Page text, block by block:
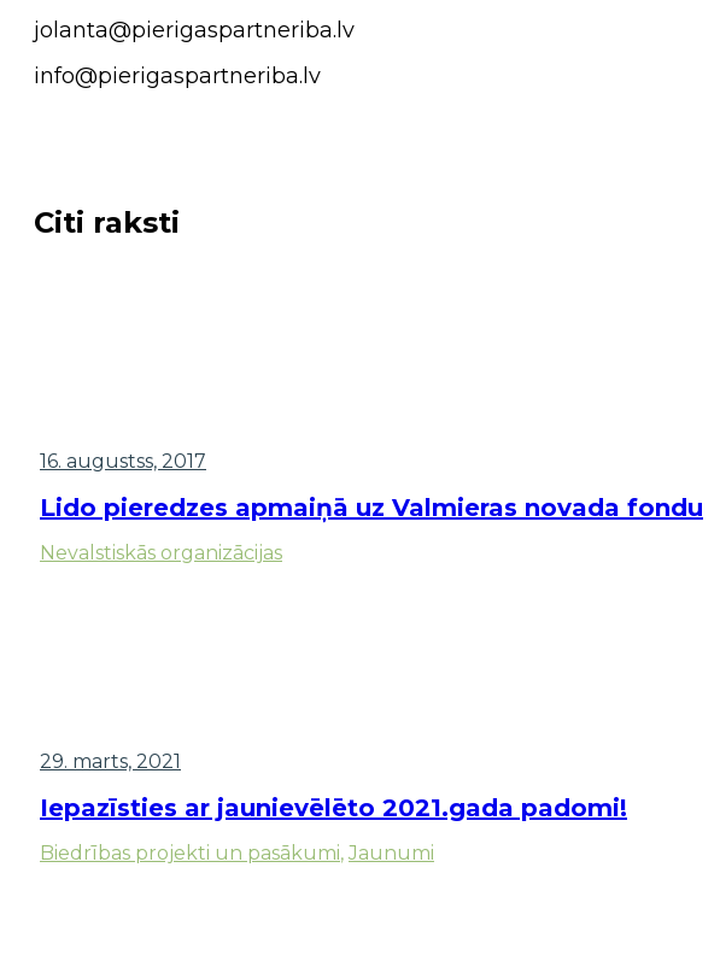
jolanta@pierigaspartneriba.lv
info@pierigaspartneriba.lv
Citi raksti
16. augustss, 2017
Lido pieredzes apmaiņā uz Valmieras novada fondu
Nevalstiskās organizācijas
29. marts, 2021
Iepazīsties ar jaunievēlēto 2021.gada padomi!
Biedrības projekti un pasākumi, Jaunumi